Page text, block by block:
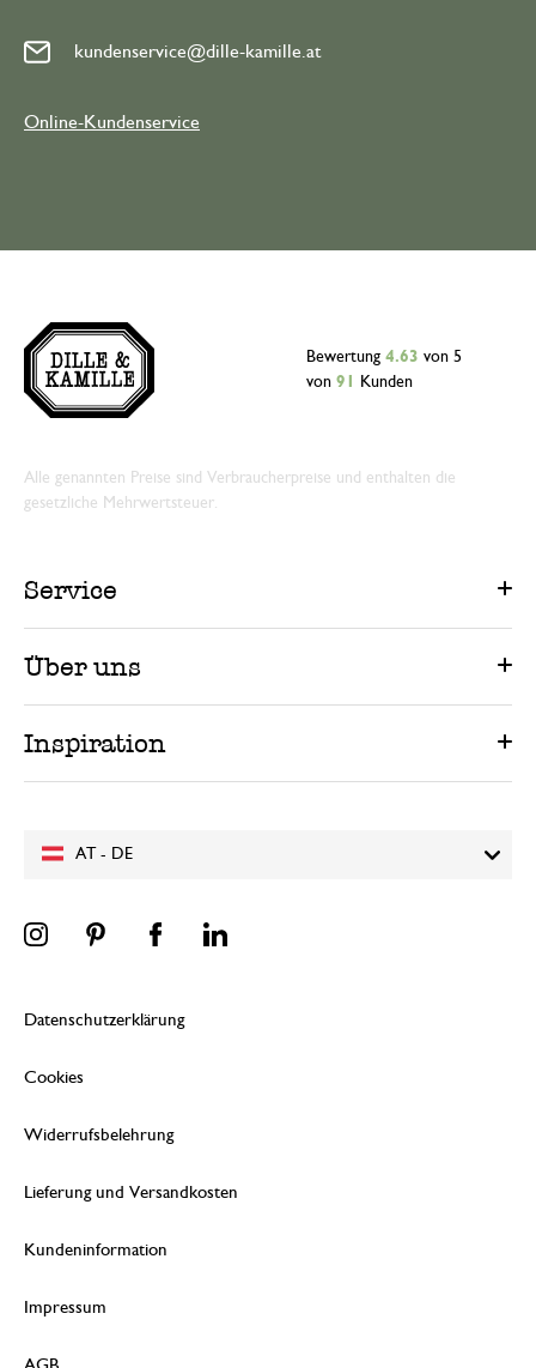
kundenservice@dille-kamille.at
Online-Kundenservice
AT - DE
Bewertung 4.63 von 5
von 91 Kunden
Alle genannten Preise sind Verbraucherpreise und enthalten die
gesetzliche Mehrwertsteuer.
Service
Über uns
Inspiration
Datenschutzerklärung
Cookies
Widerrufsbelehrung
Lieferung und Versandkosten
Kundeninformation
Impressum